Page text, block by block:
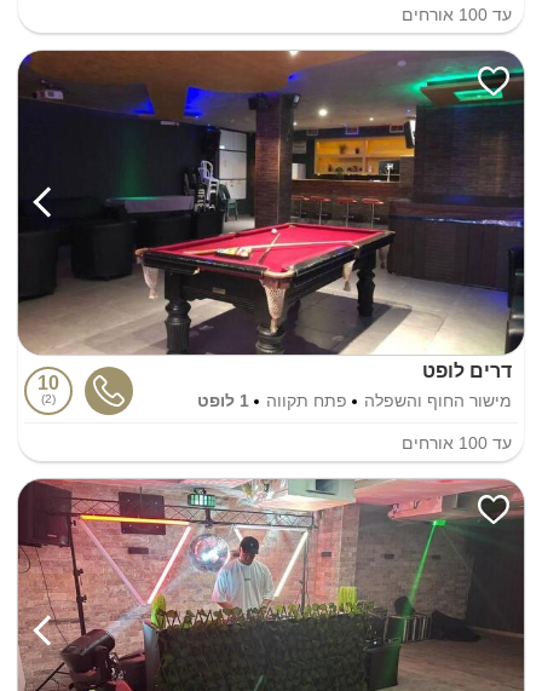
עד 100 אורחים
דרים לופט
מישור החוף והשפלה פתח תקווה 1 לופט
10
2
עד 100 אורחים